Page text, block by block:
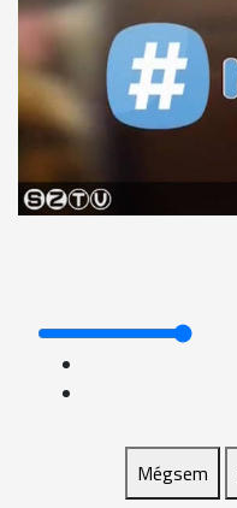
Mégsem